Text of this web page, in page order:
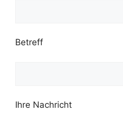
Betreff
Ihre Nachricht